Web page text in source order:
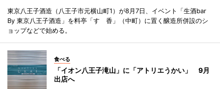
東京八王子酒造（八王子市元横山町1）が8月7日、イベント「生酒bar
By 東京八王子酒造」を料亭「すゞ香」（中町）に置く醸造所併設のシ
ョップなどで始める。
食べる
「イオン八王子滝山」に「アトリエうかい」 9月
出店へ